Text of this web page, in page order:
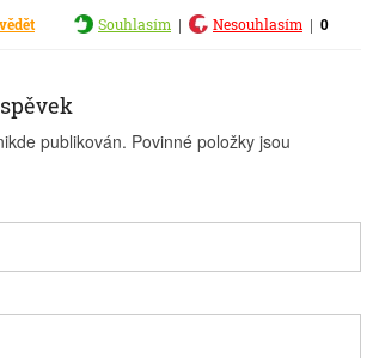
Souhlasím | Nesouhlasím | 0
publikován. Povinné položky jsou